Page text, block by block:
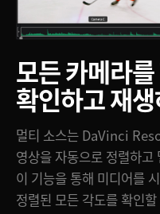
모든 카메라
확인하고 재
멀티 소스는 DaVinci
영상을 자동으로 정렬하
이 기능을 통해 미디어를
정렬된 모든 각도를 확인